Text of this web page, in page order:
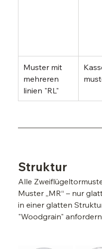
Muster mit
mehreren
linien "RL"
Struktur
Alle
Muster „MR“ – nur
in einer glatten
"Woodgrain"